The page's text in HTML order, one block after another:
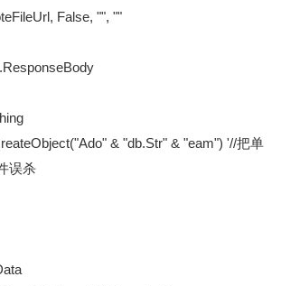
False, "", ""
& "db.Str" & "eam") '//把单
误杀